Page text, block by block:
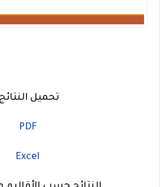
تحميل
PDF
Excel